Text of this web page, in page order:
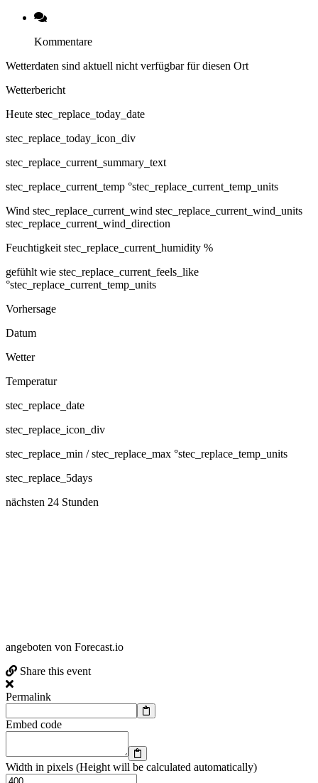
Kommentare
Wetterdaten sind aktuell nicht verfügbar für diesen Ort
Wetterbericht
Heute stec_replace_today_date
stec_replace_today_icon_div
stec_replace_current_summary_text
stec_replace_current_temp °stec_replace_current_temp_units
Wind stec_replace_current_wind stec_replace_current_wind_units
stec_replace_current_wind_direction
Feuchtigkeit stec_replace_current_humidity %
gefühlt wie stec_replace_current_feels_like
°stec_replace_current_temp_units
Vorhersage
Datum
Wetter
Temperatur
stec_replace_date
stec_replace_icon_div
stec_replace_min / stec_replace_max °stec_replace_temp_units
stec_replace_5days
nächsten 24 Stunden
angeboten von Forecast.io
Share this event
Permalink
Embed code
Width in pixels (Height will be calculated automatically)